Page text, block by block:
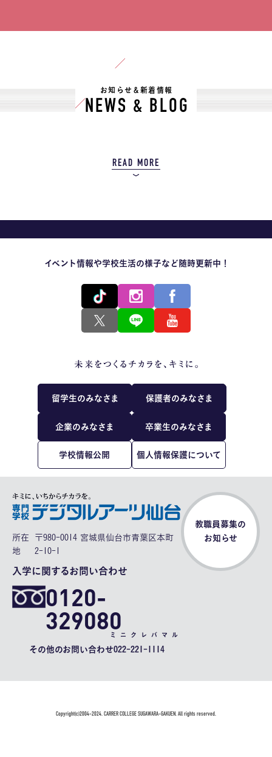
お知らせ＆新着情報
NEWS & BLOG
READ MORE
イベント情報や学校生活の様子など随時更新中！
留学生のみなさま 保護者のみなさま
企業のみなさま 卒業生のみなさま
学校情報公開 個人情報保護について
所在
地
〒980-0014 宮城県仙台市青葉区本町
2-10-1
入学に関するお問い合わせ
0120-
329080
ミニクレバマル
その他のお問い合わせ022-221-1114
教職員募集の
お知らせ
Copyright(c)2004-2024. CARRER COLLEGE SUGAWARA-GAKUEN. All rights reserved.